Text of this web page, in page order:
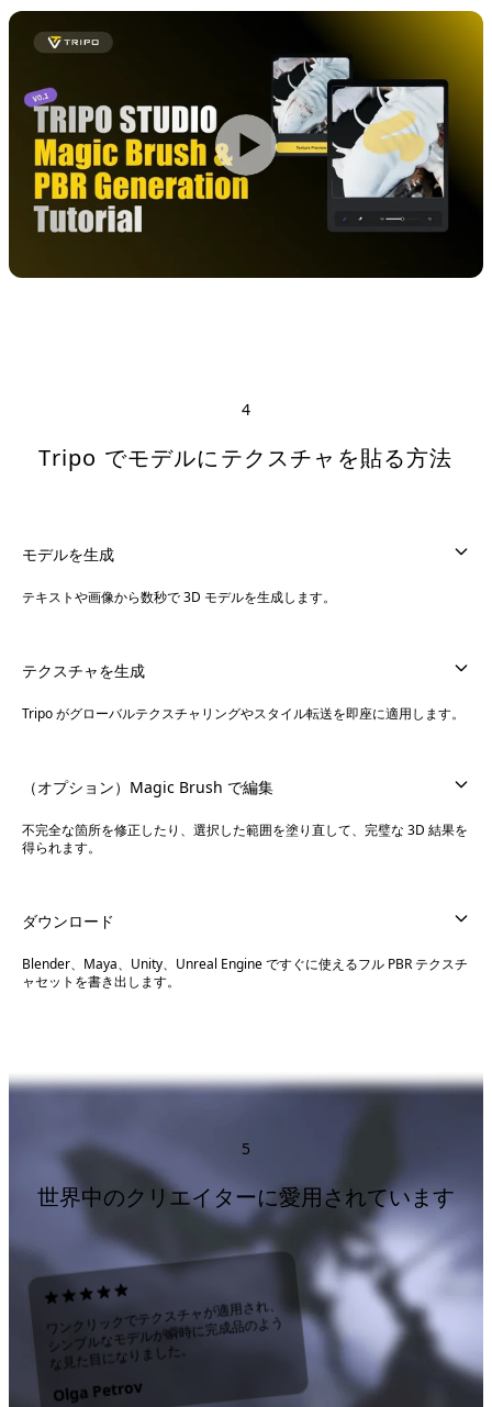
4
Tripo でモデルにテクスチャを貼る方法
モデルを生成
テキストや画像から数秒で 3D モデルを生成します。
テクスチャを生成
Tripo がグローバルテクスチャリングやスタイル転送を即座に適用します。
（オプション）Magic Brush で編集
不完全な箇所を修正したり、選択した範囲を塗り直して、完璧な 3D 結果を
得られます。
ダウンロード
Blender、Maya、Unity、Unreal Engine ですぐに使えるフル PBR テクスチ
ャセットを書き出します。
5
世界中のクリエイターに愛用されています
ワンクリックでテクスチャが適用され、
シンプルなモデルが瞬時に完成品のよう
な見た目になりました。
Olga Petrov